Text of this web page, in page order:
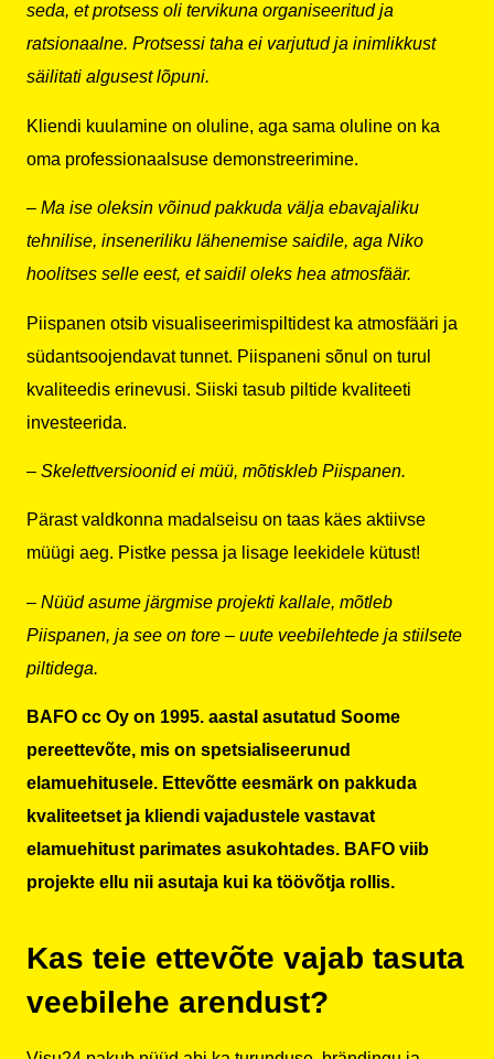
seda, et protsess oli tervikuna organiseeritud ja
ratsionaalne. Protsessi taha ei varjutud ja inimlikkust
säilitati algusest lõpuni.
Kliendi kuulamine on oluline, aga sama oluline on ka
oma professionaalsuse demonstreerimine.
– Ma ise oleksin võinud pakkuda välja ebavajaliku
tehnilise, inseneriliku lähenemise saidile, aga Niko
hoolitses selle eest, et saidil oleks hea atmosfäär.
Piispanen otsib visualiseerimispiltidest ka atmosfääri ja
südantsoojendavat tunnet. Piispaneni sõnul on turul
kvaliteedis erinevusi. Siiski tasub piltide kvaliteeti
investeerida.
– Skelettversioonid ei müü, mõtiskleb Piispanen.
Pärast valdkonna madalseisu on taas käes aktiivse
müügi aeg. Pistke pessa ja lisage leekidele kütust!
– Nüüd asume järgmise projekti kallale, mõtleb
Piispanen, ja see on tore – uute veebilehtede ja stiilsete
piltidega.
BAFO cc Oy on 1995. aastal asutatud Soome
pereettevõte, mis on spetsialiseerunud
elamuehitusele. Ettevõtte eesmärk on pakkuda
kvaliteetset ja kliendi vajadustele vastavat
elamuehitust parimates asukohtades. BAFO viib
projekte ellu nii asutaja kui ka töövõtja rollis.
Kas teie ettevõte vajab tasuta
veebilehe arendust?